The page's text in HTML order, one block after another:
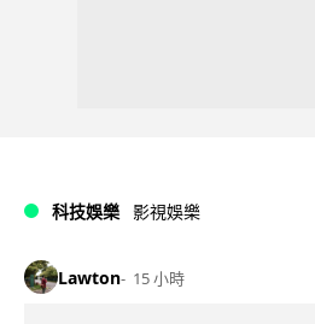
科技娛樂 影視娛樂
Lawton 15 小時